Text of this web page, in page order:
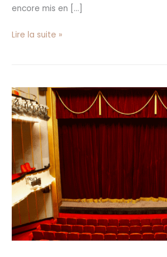
encore mis en […]
Lire la suite »
Théâtre
de
la
Michodière
:
un
lieu
emblématique
de
vie